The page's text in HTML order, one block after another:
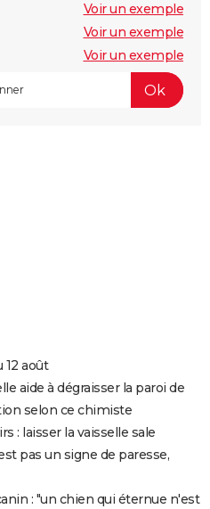
Voir un exemple
Voir un exemple
Voir un exemple
12 août
aide à dégraisser la paroi de
selon ce chimiste
: laisser la vaisselle sale
pas un signe de paresse,
: "un chien qui éternue n'est